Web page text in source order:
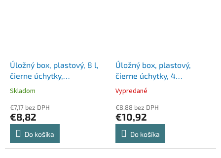
Úložný box, plastový, 8 l,
čierne úchytky,
SMARTSTORE "Classic 10",
Skladom
€7,17 bez DPH
€8,82
Do košíka
Úložný box, plastový,
čierne úchytky, 4
priehradky, SMARTSTORE
Vypredané
€8,88 bez DPH
€10,92
Do košíka